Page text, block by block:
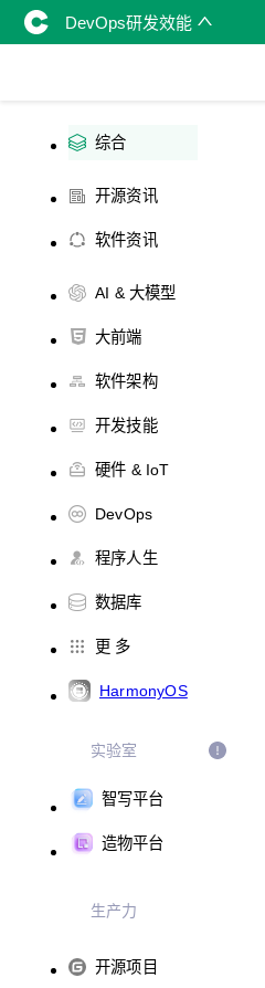
DevOps研发效能
综合
开源资讯
软件资讯
AI & 大模型
大前端
软件架构
开发技能
硬件 & IoT
DevOps
程序人生
数据库
更 多
HarmonyOS
实验室
智写平台
造物平台
生产力
开源项目